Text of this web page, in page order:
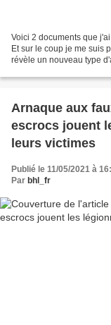
Voici 2 documents que
Et sur le coup je me suis
révèle un nouveau type
Arnaque aux
escrocs jouent
leurs victimes
Publié le 11/05/2021 à
Par bhl_fr